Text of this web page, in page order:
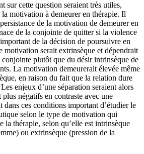
sur cette question seraient très utiles,
motivation à demeurer en thérapie. Il
de la motivation de demeurer en
de la conjointe de quitter si la violence
de la décision de poursuivre en
motivation serait extrinsèque et dépendrait
plutôt que du désir intrinsèque de
La motivation demeurerait élevée même
en raison du fait que la relation dure
enjeux d’une séparation seraient alors
négatifs en contraste avec une
ces conditions important d’étudier le
selon le type de motivation qui
la thérapie, selon qu’elle est intrinsèque
ou extrinsèque (pression de la